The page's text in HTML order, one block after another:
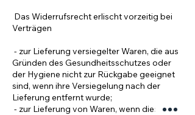
Das Widerrufsrecht erlischt vorzeitig bei
Verträgen
- zur Lieferung versiegelter Waren, die aus
Gründen des Gesundheitsschutzes oder
der Hygiene nicht zur Rückgabe geeignet
sind, wenn ihre Versiegelung nach der
Lieferung entfernt wurde;
- zur Lieferung von Waren, wenn diese